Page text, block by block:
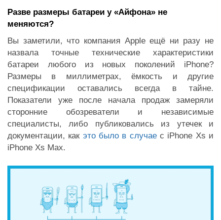
Разве размеры батареи у «Айфона» не
меняются?
Вы заметили, что компания Apple ещё ни разу не
назвала точные технические характеристики
батареи любого из новых поколений iPhone?
Размеры в миллиметрах, ёмкость и другие
спецификации оставались всегда в тайне.
Показатели уже после начала продаж замеряли
сторонние обозреватели и независимые
специалисты, либо публиковались из утечек и
документации, как это было в случаес iPhone Xs и
iPhone Xs Max.